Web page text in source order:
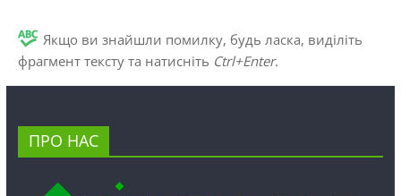
Якщо ви знайшли помилку, будь ласка, виділіть
фрагмент тексту та натисніть Ctrl+Enter.
ПРО НАС